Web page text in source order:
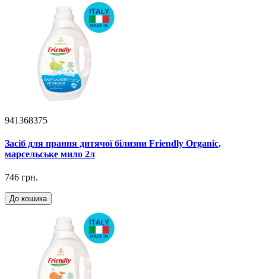
941368375
Засіб для прання дитячої білизни Friendly Organic,
марсельське мило 2л
746 грн.
До кошика